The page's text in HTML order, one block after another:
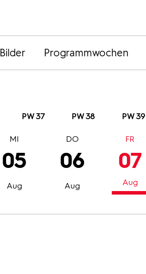
Bilder Programmwochen
PW 37 PW 38 PW 39
05
Aug
MI
06
Aug
DO
07
Aug
FR